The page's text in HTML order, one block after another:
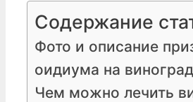
Содержание
Фото и описание
оидиума на
Чем можно лечить